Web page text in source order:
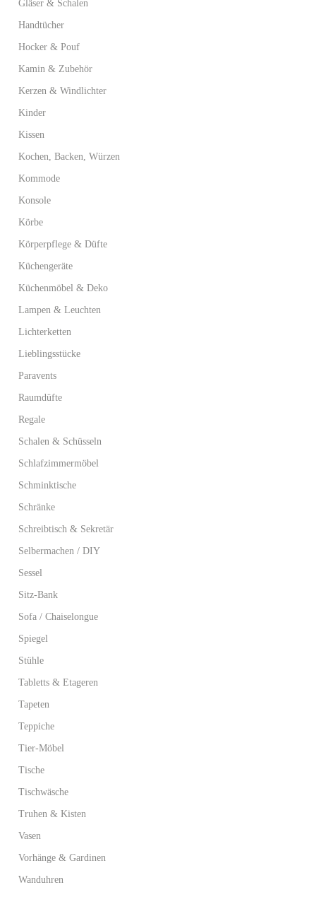
Gläser & Schalen
Handtücher
Hocker & Pouf
Kamin & Zubehör
Kerzen & Windlichter
Kinder
Kissen
Kochen, Backen, Würzen
Kommode
Konsole
Körbe
Körperpflege & Düfte
Küchengeräte
Küchenmöbel & Deko
Lampen & Leuchten
Lichterketten
Lieblingsstücke
Paravents
Raumdüfte
Regale
Schalen & Schüsseln
Schlafzimmermöbel
Schminktische
Schränke
Schreibtisch & Sekretär
Selbermachen / DIY
Sessel
Sitz-Bank
Sofa / Chaiselongue
Spiegel
Stühle
Tabletts & Etageren
Tapeten
Teppiche
Tier-Möbel
Tische
Tischwäsche
Truhen & Kisten
Vasen
Vorhänge & Gardinen
Wanduhren